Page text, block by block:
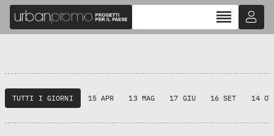
reorder
TUTTI I GIORNI 15 APR 13 MAG 17 GIU 16 SET 14